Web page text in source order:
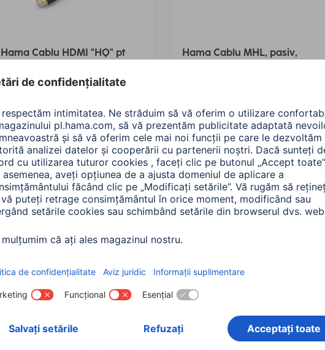
Hama Cablu HDMI "HQ" pt
65,90 RON
Hama Cablu MHL, pasiv,
115,90 RON
Hama Cablu de Conectare
Hama "Aluline" Cablu
prelungitor, jack 3.5 mm, mufa